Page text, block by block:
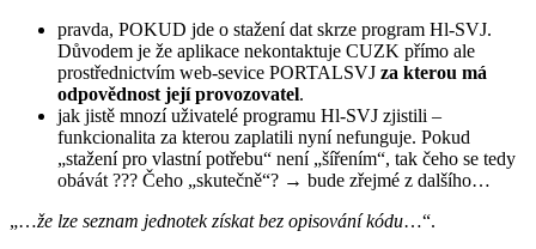
pravda, POKUD jde o stažení dat skrze program Hl-SVJ.
Důvodem je že aplikace nekontaktuje CUZK přímo ale
prostřednictvím web-sevice PORTALSVJ za kterou má
odpovědnost její provozovatel.
jak jistě mnozí uživatelé programu Hl-SVJ zjistili –
funkcionalita za kterou zaplatili nyní nefunguje. Pokud
„stažení pro vlastní potřebu“ není „šířením“, tak čeho se tedy
obávát ??? Čeho „skutečně“? → bude zřejmé z dalšího…
„…že lze seznam jednotek získat bez opisování kódu…“.